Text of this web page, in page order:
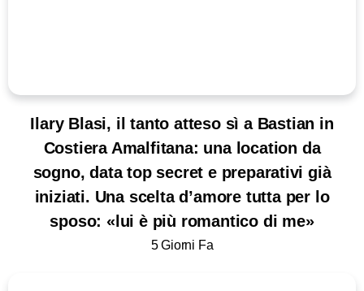
Ilary Blasi, il tanto atteso sì a Bastian in
Costiera Amalfitana: una location da
sogno, data top secret e preparativi già
iniziati. Una scelta d’amore tutta per lo
sposo: «lui è più romantico di me»
5 Giorni Fa